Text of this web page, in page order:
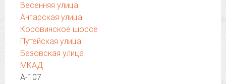
Весенняя улица
Ангарская улица
Коровинское шоссе
Путейская улица
Базовская улица
МКАД
А-107